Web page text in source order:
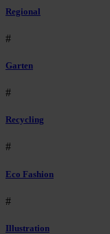
Regional
#
Garten
#
Recycling
#
Eco Fashion
#
Illustration